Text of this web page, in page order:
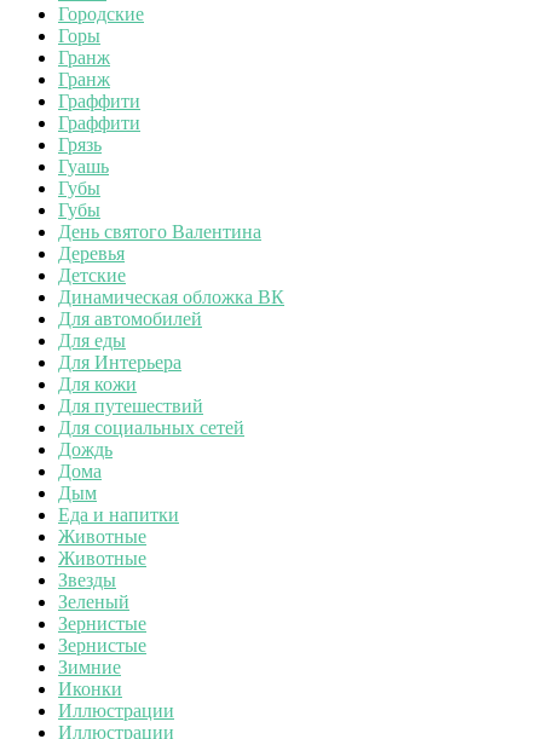
Городские
Горы
Гранж
Гранж
Граффити
Граффити
Грязь
Гуашь
Губы
Губы
День святого Валентина
Деревья
Детские
Динамическая обложка ВК
Для автомобилей
Для еды
Для Интерьера
Для кожи
Для путешествий
Для социальных сетей
Дождь
Дома
Дым
Еда и напитки
Животные
Животные
Звезды
Зеленый
Зернистые
Зернистые
Зимние
Иконки
Иллюстрации
Иллюстрации